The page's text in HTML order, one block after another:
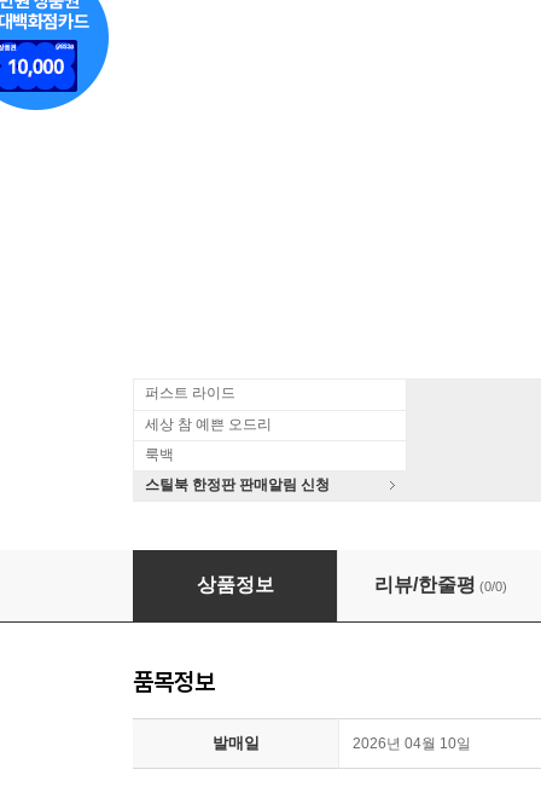
퍼스트 라이드
세상 참 예쁜 오드리
룩백
스틸북 한정판 판매알림 신청
Bobby Charles - Bearsville Studio Sessions
상품정보 리뷰/한줄평 (0/0)
품목정보
발매일 2026년 04월 10일